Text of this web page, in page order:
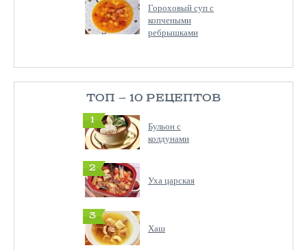
Гороховый суп с
копчеными
ребрышками
ТОП — 10 РЕЦЕПТОВ
1
Бульон с
колдунами
2
Уха царская
3
Хаш